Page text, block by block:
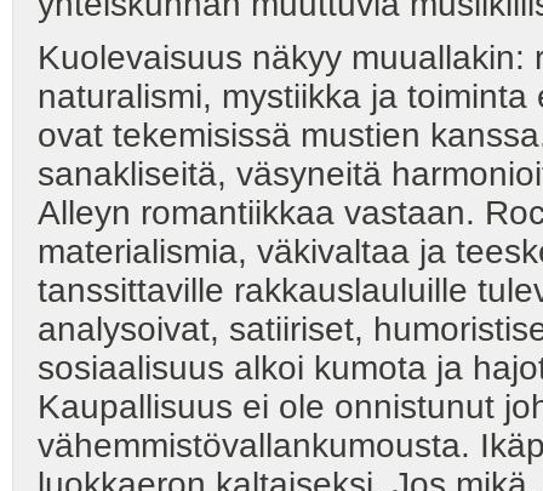
Kuolevaisuus näkyy
naturalismi, mystiikka ja
ovat tekemisissä mustien
sanakliseitä, väsyneitä
Alleyn romantiikkaa vastaan.
materialismia, väkivaltaa ja
tanssittaville rakkauslauluille
analysoivat, satiiriset,
sosiaalisuus alkoi kumota ja
Kaupallisuus ei ole onnistunut
vähemmistövallankumousta.